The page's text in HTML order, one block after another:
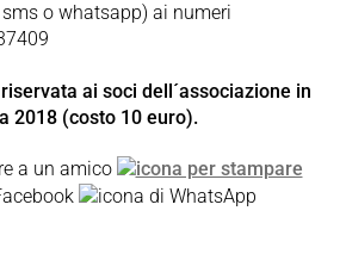
o whatsapp) ai numeri
ai soci dell´associazione in
2018 (costo 10 euro).